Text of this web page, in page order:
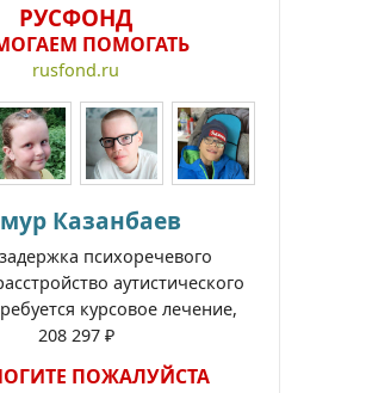
РУСФОНД
ПОМОГАТЬ
rusfond.ru
Казанбаев
психоречевого
аутистического
курсовое лечение,
208 297 ₽
ПОЖАЛУЙСТА